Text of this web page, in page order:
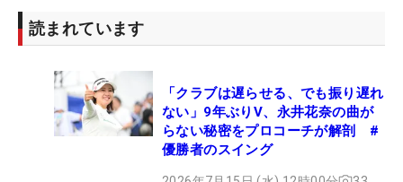
読まれています
「クラブは遅らせる、でも振り遅れ
ない」9年ぶりV、永井花奈の曲が
らない秘密をプロコーチが解剖 #
優勝者のスイング